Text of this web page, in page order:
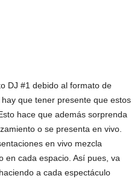
DJ #1 debido al formato de
hay que tener presente que estos
hace que además sorprenda
o se presenta en vivo.
en vivo mezcla
en cada espacio. Así pues, va
a cada espectáculo